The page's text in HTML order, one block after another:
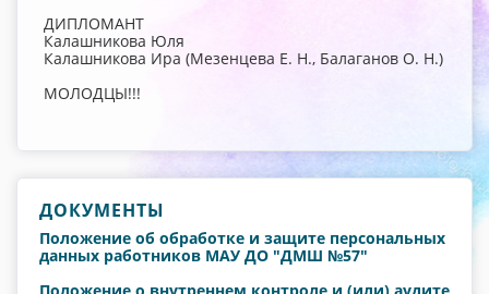
ДИПЛОМАНТ
Калашникова Юля
Калашникова Ира (Мезенцева Е. Н., Балаганов О. Н.)
МОЛОДЦЫ!!!
ДОКУМЕНТЫ
Положение об обработке и защите персональных
данных работников МАУ ДО "ДМШ №57"